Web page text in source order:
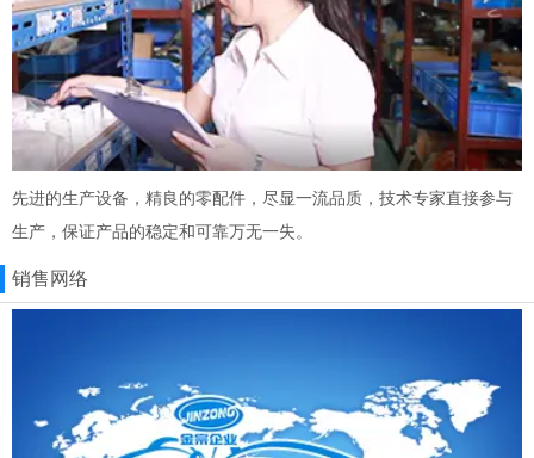
先进的生产设备，精良的零配件，尽显一流品质，技术专家直接参与
生产，保证产品的稳定和可靠万无一失。
销售网络